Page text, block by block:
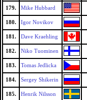
179. Mike Hubbard
180. Igor Novikov
181. Dave Kraehling
182. Niko Tuominen
183. Tomas Jedlicka
184. Sergey Shikerin
185. Henrik Nilsson